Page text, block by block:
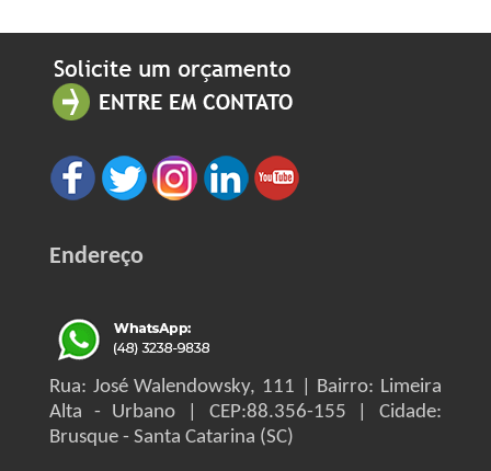
Endereço
Rua: José Walendowsky, 111 | Bairro: Limeira
Alta - Urbano | CEP:88.356-155 | Cidade:
Brusque - Santa Catarina (SC)